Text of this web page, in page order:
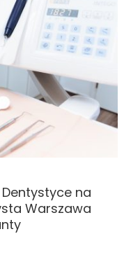
na
Warszawa